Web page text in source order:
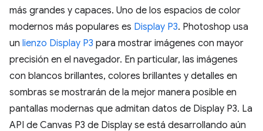
más grandes y capaces. Uno de los espacios de color
modernos más populares es Display P3. Photoshop usa
un lienzo Display P3 para mostrar imágenes con mayor
precisión en el navegador. En particular, las imágenes
con blancos brillantes, colores brillantes y detalles en
sombras se mostrarán de la mejor manera posible en
pantallas modernas que admitan datos de Display P3. La
API de Canvas P3 de Display se está desarrollando aún